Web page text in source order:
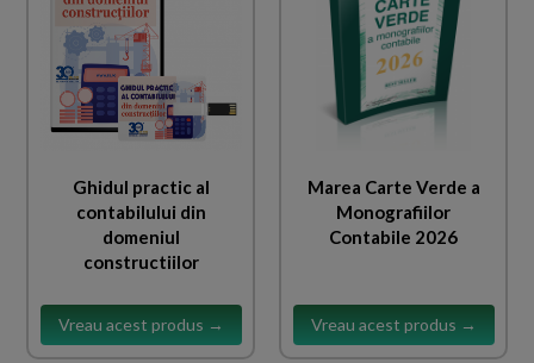
Ghidul practic al
contabilului din
domeniul
constructiilor
Vreau acest produs →
Marea Carte Verde a
Monografiilor
Contabile 2026
Vreau acest produs →